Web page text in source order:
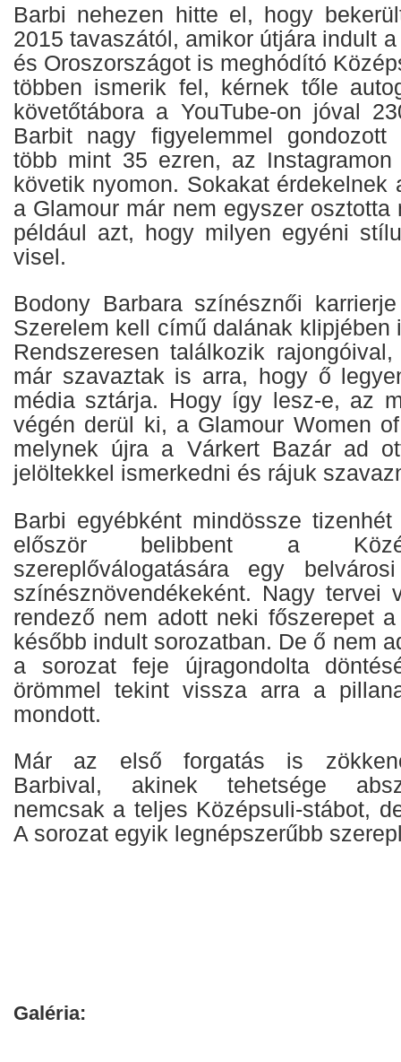
Barbi nehezen hitte el, hogy
2015 tavaszától, amikor útjára indult
és Oroszországot is meghódító
többen ismerik fel, kérnek tőle
követőtábora a YouTube-on jóval
Barbit nagy figyelemmel gondozott
több mint 35 ezren, az Instagramon
követik nyomon. Sokakat érdekelnek
a Glamour már nem egyszer
például azt, hogy milyen egyéni
visel.
Bodony Barbara színésznői
Szerelem kell című dalának klipjében
Rendszeresen találkozik
már szavaztak is arra, hogy ő
média sztárja. Hogy így lesz-e, az
végén derül ki, a Glamour Women
melynek újra a Várkert Bazár ad
jelöltekkel ismerkedni és rájuk
Barbi egyébként mindössze
először belibbent a
szereplőválogatására egy
színésznövendékeként. Nagy tervei
rendező nem adott neki főszerepet
később indult sorozatban. De ő nem
a sorozat feje újragondolta
örömmel tekint vissza arra a
mondott.
Már az első forgatás is
Barbival, akinek tehetsége
nemcsak a teljes Középsuli-stábot,
A sorozat egyik legnépszerűbb
Galéria: